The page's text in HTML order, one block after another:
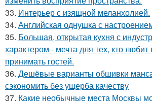
33. Интерьер с изящной меланхолией.
34. Английская однушка с
35. Большая, открытая кухня с
характером - мечта для тех, кто любит
принимать гостей.
36. Дешёвые варианты обшивки
сэкономить без ущерба качеству
37. Какие необычные места Москвы